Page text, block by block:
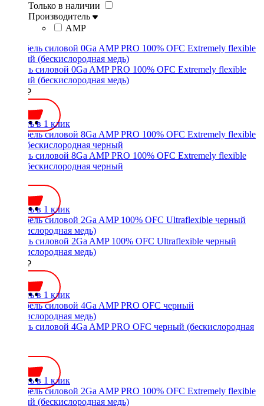
Только в наличии
Производитель
AMP
Кабель силовой 0Ga AMP PRO 100% OFC Extremely flexible
черный (бескислородная медь)
2200 ₽
Купить в 1 клик
Кабель силовой 8Ga AMP PRO 100% OFC Extremely flexible
медь бескислородная черный
Купить в 1 клик
Кабель силовой 2Ga AMP 100% OFC Ultraflexible черный
(бескислородная медь)
1200 ₽
Купить в 1 клик
Кабель силовой 4Ga AMP PRO OFC черный (бескислородная
Купить в 1 клик